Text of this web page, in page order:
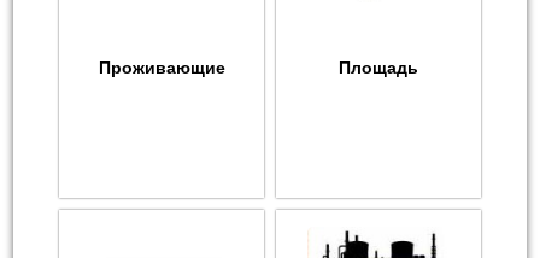
Проживающие Площадь